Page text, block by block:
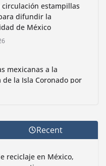
circulación estampillas
difundir la
de México
mexicanas a la
de la Isla Coronado por
y Humane World
de aves
Recent
reciclaje en México,